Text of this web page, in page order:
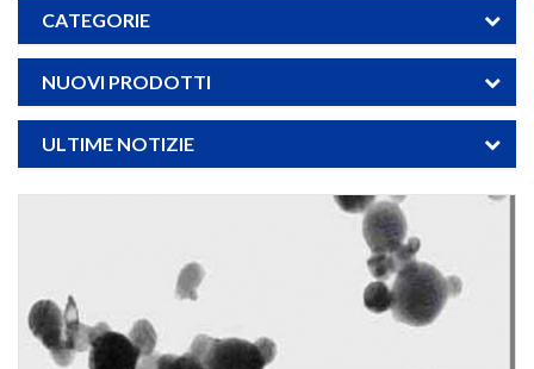
CATEGORIE
NUOVI PRODOTTI
ULTIME NOTIZIE